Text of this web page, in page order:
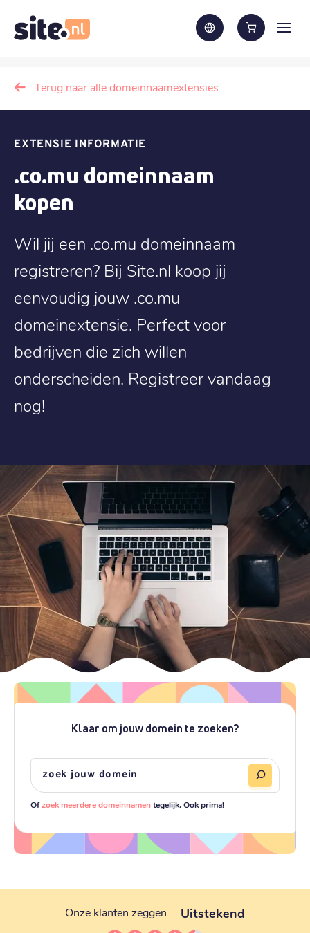
Terug naar alle domeinnaamextensies
EXTENSIE INFORMATIE
.co.mu domeinnaam
kopen
Wil jij een .co.mu domeinnaam
registreren? Bij Site.nl koop jij
eenvoudig jouw .co.mu
domeinextensie. Perfect voor
bedrijven die zich willen
onderscheiden. Registreer vandaag
nog!
Klaar om jouw domein te zoeken?
Ofzoek meerdere domeinnamentegelijk. Ook prima!
Onze klanten zeggen Uitstekend